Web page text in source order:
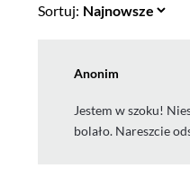
Sortuj:
Anonim
Jestem w szoku!
bolało. Nareszcie